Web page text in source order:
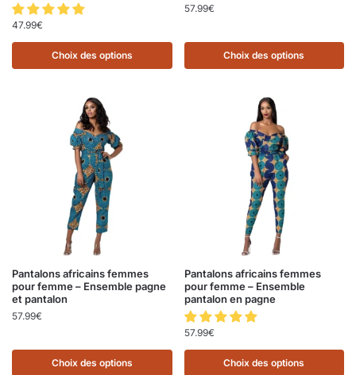
47.99€
Choix des options
57.99€
Choix des options
Pantalons africains femmes
pour femme – Ensemble pagne
et pantalon
57.99€
Choix des options
Pantalons africains femmes
pour femme – Ensemble
pantalon en pagne
57.99€
Choix des options